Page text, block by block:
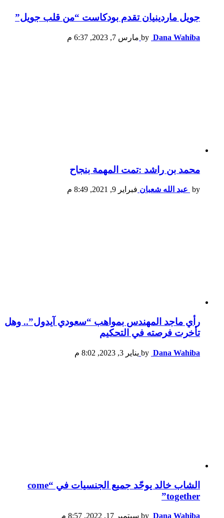
جويل ماردينيان تقدم بودكاست “من قلب جويل”
by Dana Wahiba مارس 7, 2023, 6:37 م
محمد بن راشد :تمت المهمة بنجاح
by عبد الله شعبان فبراير 9, 2021, 8:49 م
رأي ماجد المهندس بمواهب “سعودي آيدول”.. وهل
تأخرت فرصته في التحكيم
by Dana Wahiba يناير 3, 2023, 8:02 م
الشاب خالد يوحّد جميع الجنسيات في “come
together”
by Dana Wahiba سبتمبر 17, 2022, 8:57 م